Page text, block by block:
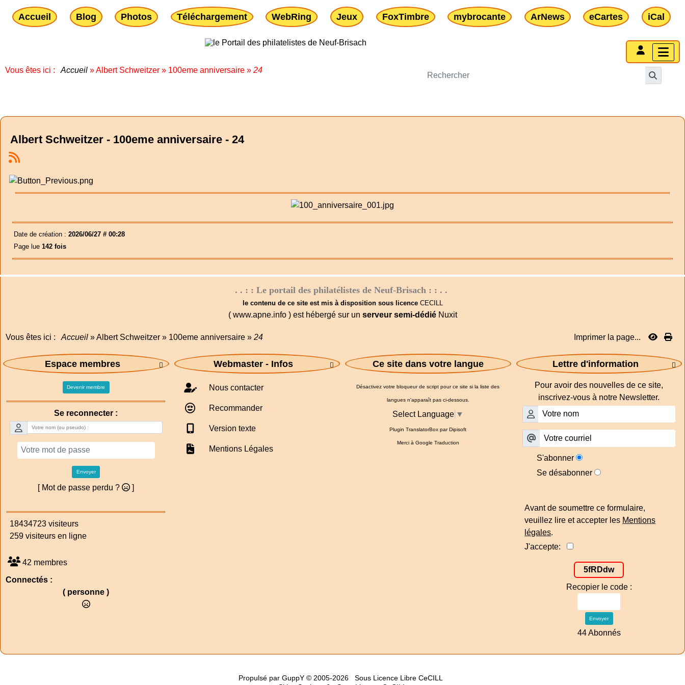
Accueil Blog Photos Téléchargement WebRing Jeux FoxTimbre mybrocante ArNews eCartes iCal
Vous êtes ici : Accueil »Albert Schweitzer » 100eme anniversaire » 24
Albert Schweitzer - 100eme anniversaire - 24
Date de création : 2026/06/27 # 00:28
Page lue 142 fois
. . : : Le portail des philatélistes de Neuf-Brisach : : . .
le contenu de ce site est mis à disposition sous licenceCECILL
( www.apne.info ) est hébergé sur un serveur semi-dédiéNuxit
Vous êtes ici : Accueil »Albert Schweitzer » 100eme anniversaire » 24 Imprimer la page...

Espace membres
Devenir membre
Se reconnecter :
Envoyer
[ Mot de passe perdu ? ]
18434723 visiteurs
259 visiteurs en ligne
42 membres
Connectés :
( personne )

Webmaster - Infos
Nous contacter
Recommander
Version texte
Mentions Légales
Ce site dans votre langue
Désactivez votre bloqueur de script pour ce site si la liste des
langues n'apparaît pas ci-dessous.
Select Language ▼
Plugin TranslatorBox parDipisoft
Merci à Google Traduction

Lettre d'information
Pour avoir des nouvelles de ce site,
inscrivez-vous à notre Newsletter.
S'abonner
Se désabonner
Avant de soumettre ce formulaire,
veuillez lire et accepter les Mentions
légales.
J'accepte:
5fRDdw
Recopier le code :
Envoyer
44 Abonnés
Propulsé par GuppY © 2005-2026
Sous Licence Libre CeCILL